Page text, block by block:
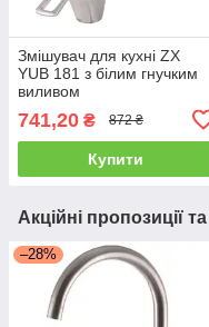
Змішувач для кухні ZX
YUB 181 з білим гнучким
виливом
741,20 ₴ 872 ₴
Купити
Акційні пропозиції
–28%